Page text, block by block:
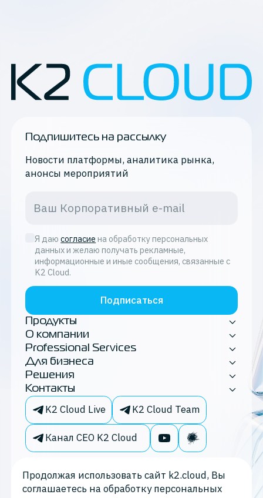
Подпишитесь на рассылку
Новости платформы, аналитика рынка,
анонсы мероприятий
Я даю согласие на обработку персональных
данных и желаю получать рекламные,
информационные и иные сообщения, связанные с
K2 Cloud.
Подписаться
Продукты
О компании
Professional Services
Для бизнеса
Решения
Контакты
K2 Cloud Live K2 Cloud Team
Канал CEO K2 Cloud
Продолжая использовать сайт k2.cloud, Вы
соглашаетесь на обработку персональных